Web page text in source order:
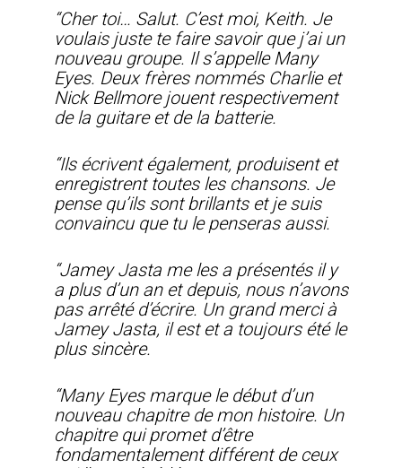
“Cher toi… Salut. C’est moi, Keith. Je
voulais juste te faire savoir que j’ai un
nouveau groupe. Il s’appelle Many
Eyes. Deux frères nommés Charlie et
Nick Bellmore jouent respectivement
de la guitare et de la batterie.
“Ils écrivent également, produisent et
enregistrent toutes les chansons. Je
pense qu’ils sont brillants et je suis
convaincu que tu le penseras aussi.
“Jamey Jasta me les a présentés il y
a plus d’un an et depuis, nous n’avons
pas arrêté d’écrire. Un grand merci à
Jamey Jasta, il est et a toujours été le
plus sincère.
“Many Eyes marque le début d’un
nouveau chapitre de mon histoire. Un
chapitre qui promet d’être
fondamentalement différent de ceux